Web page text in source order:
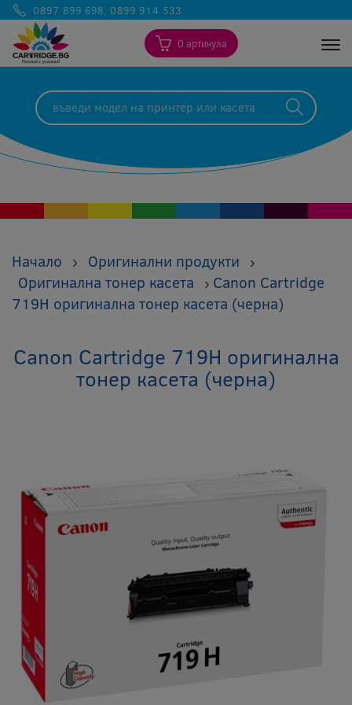
0897 899 698, 0899 914 533
0 артикула
Начало › Оригинални продукти ›
Оригинална тонер касета › Canon Cartridge
719H оригинална тонер касета (черна)
Canon Cartridge 719H оригинална
тонер касета (черна)